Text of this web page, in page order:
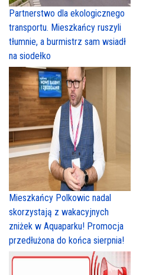
Partnerstwo dla ekologicznego
transportu. Mieszkańcy ruszyli
tłumnie, a burmistrz sam wsiadł
na siodełko
Mieszkańcy Polkowic nadal
skorzystają z wakacyjnych
zniżek w Aquaparku! Promocja
przedłużona do końca sierpnia!